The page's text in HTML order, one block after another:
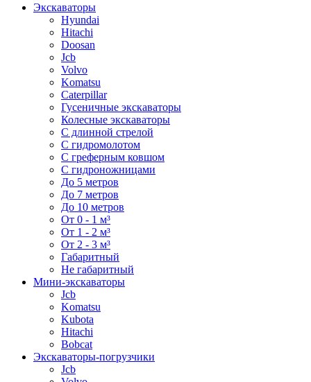
Экскаваторы
Hyundai
Hitachi
Doosan
Jcb
Volvo
Komatsu
Caterpillar
Гусеничные экскаваторы
Колесные экскаваторы
С длинной стрелой
С гидромолотом
С греферным ковшом
С гидроножницами
До 5 метров
До 7 метров
До 10 метров
От 0 - 1 м³
От 1 - 2 м³
От 2 - 3 м³
Габаритный
Не габаритный
Мини-экскаваторы
Jcb
Komatsu
Kubota
Hitachi
Bobcat
Экскаваторы-погрузчики
Jcb